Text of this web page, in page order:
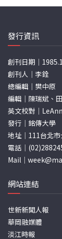
發行資訊
創刊日期｜
創刊人｜李銓
總編輯｜樊中原
編輯｜陳瑞斌、
英文校對｜
發行｜銘傳大學
地址｜111台北
電話｜
Mail｜
網站連結
世新新聞人報
華岡融媒體
淡江時報